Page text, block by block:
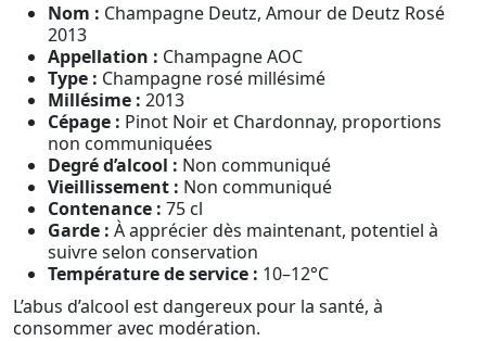
Nom : Champagne Deutz, Amour de Deutz Rosé
2013
Appellation : Champagne AOC
Type : Champagne rosé millésimé
Millésime : 2013
Cépage : Pinot Noir et Chardonnay, proportions
non communiquées
Degré d’alcool : Non communiqué
Vieillissement : Non communiqué
Contenance : 75 cl
Garde : À apprécier dès maintenant, potentiel à
suivre selon conservation
Température de service : 10–12°C
L’abus d’alcool est dangereux pour la santé, à
consommer avec modération.